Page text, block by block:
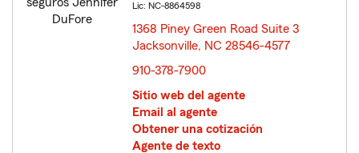
Lic: NC-8864598
1368 Piney Green Road Suite 3
Jacksonville, NC 28546-4577
910-378-7900
Sitio web del agente
Email al agente
Obtener una cotización
Agente de texto